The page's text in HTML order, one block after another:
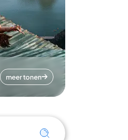
meer tonen